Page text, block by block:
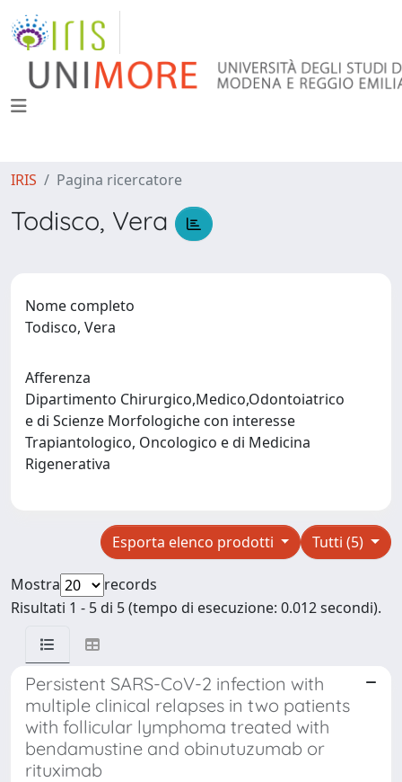
IRIS Pagina ricercatore
Todisco, Vera
Nome completo
Todisco, Vera
Afferenza
Dipartimento Chirurgico,Medico,Odontoiatrico
e di Scienze Morfologiche con interesse
Trapiantologico, Oncologico e di Medicina
Rigenerativa
Tutti (5)
Esporta elenco prodotti
Mostra
records
Risultati 1 - 5 di 5 (tempo di esecuzione: 0.012 secondi).
Persistent SARS-CoV-2 infection with
multiple clinical relapses in two patients
with follicular lymphoma treated with
bendamustine and obinutuzumab or
rituximab